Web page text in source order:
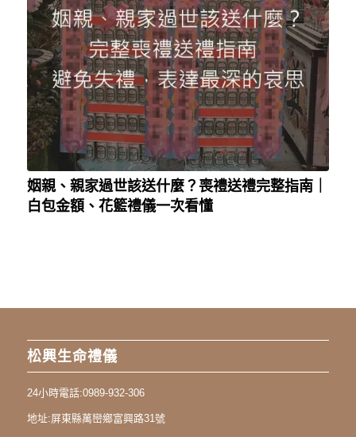
姻親、親家過世該送什麼？喪禮送禮完整指南｜
白包金額、花籃禮儀一次看懂
松興生命禮儀
24小時電話:0989-932-306
地址:屏東縣萬巒鄉富興路31號